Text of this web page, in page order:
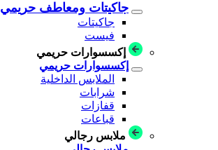
جاكيتات ومعاطف حريمي
جاكيتات
فيست
إكسسوارات حريمي
إكسسوارات حريمي
الملابس الداخلية
شرابات
قفازات
قباعات
ملابس رجالي